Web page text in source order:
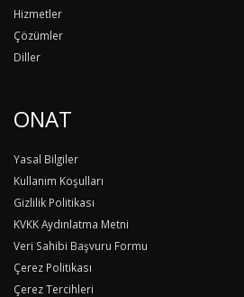
Hizmetler
Çözümler
Diller
ONAT
Yasal Bilgiler
Kullanım Koşulları
Gizlilik Politikası
KVKK Aydınlatma Metni
Veri Sahibi Başvuru Formu
Çerez Politikası
Çerez Tercihleri